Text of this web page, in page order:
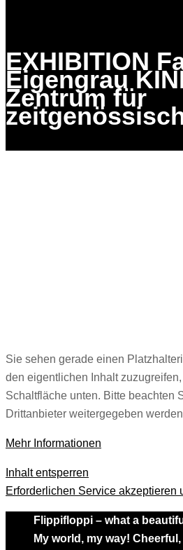
EXHIBITION
Eigengrau
Zentrum für
Sie sehen gerade einen
den eigentlichen Inhalt
Schaltfläche unten. Bitte beachten
Drittanbieter weitergegeben
Mehr Informationen
Inhalt entsperren
Erforderlichen Service akzeptieren
Flippifloppi – what a
My world, my way!